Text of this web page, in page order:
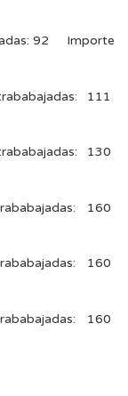
92 Importe
111
130
160
160
160